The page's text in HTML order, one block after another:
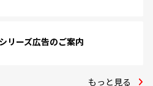
リーズ広告のご案内
もっと見る